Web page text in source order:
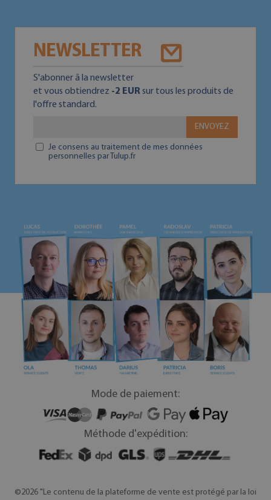
NEWSLETTER
S'abonner ā la newsletter
et vous obtiendrez -2 EUR sur tous les produits de
l'offre standard.
ENVOYEZ
Je consens au traitement de mes données
personnelles par Tulup.fr
Mode de paiement:
Méthode d'expédition:
©2026 "Le contenu de la plateforme de vente est protégé par la loi